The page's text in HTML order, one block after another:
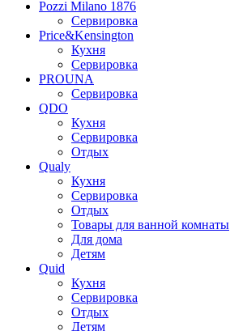
Pozzi Milano 1876
Сервировка
Price&Kensington
Кухня
Сервировка
PROUNA
Сервировка
QDO
Кухня
Сервировка
Отдых
Qualy
Кухня
Сервировка
Отдых
Товары для ванной комнаты
Для дома
Детям
Quid
Кухня
Сервировка
Отдых
Детям